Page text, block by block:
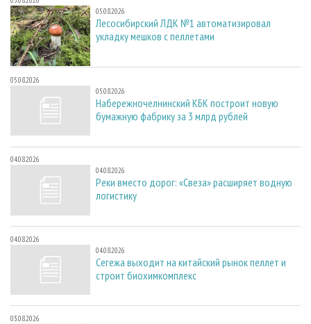
05.08.2026
Лесосибирский ЛДК №1 автоматизировал
укладку мешков с пеллетами
05.08.2026
05.08.2026
Набережночелнинский КБК построит новую
бумажную фабрику за 3 млрд рублей
04.08.2026
04.08.2026
Реки вместо дорог: «Свеза» расширяет водную
логистику
04.08.2026
04.08.2026
Сегежа выходит на китайский рынок пеллет и
строит биохимкомплекс
03.08.2026